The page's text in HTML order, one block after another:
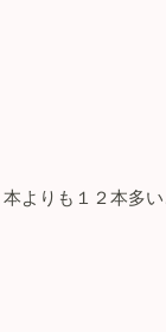
本よりも１２本多